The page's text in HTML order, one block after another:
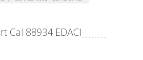
Cal 88934 EDACI